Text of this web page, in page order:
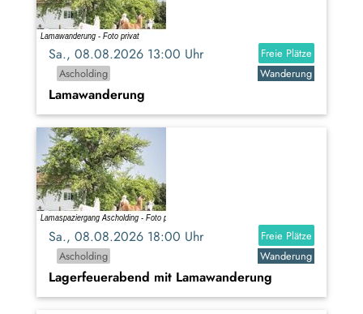
Sa., 08.08.2026 13:00 Uhr
Freie Plätze
Ascholding
Wanderung
Lamawanderung
Sa., 08.08.2026 18:00 Uhr
Freie Plätze
Ascholding
Wanderung
Lagerfeuerabend mit Lamawanderung